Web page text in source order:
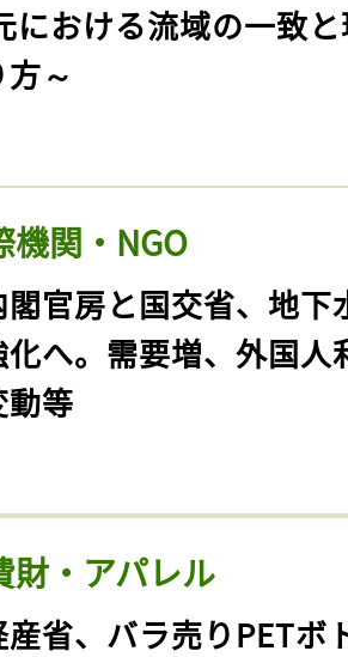
における流域の一致
～
機関・NGO
閣官房と国交省、地下
へ。需要増、外国人
動等
財・アパレル
産省、バラ売りPETボ